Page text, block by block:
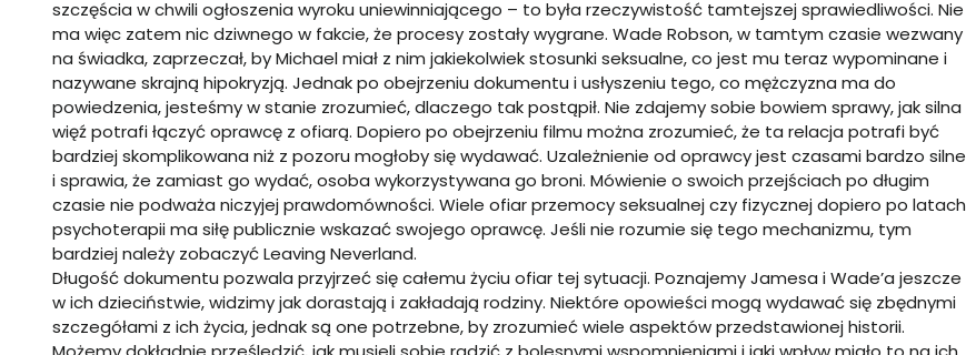
szczęścia w chwili ogłoszenia wyroku uniewinniającego – to była rzeczywistość tamtejszej sprawiedliwości. Nie
ma więc zatem nic dziwnego w fakcie, że procesy zostały wygrane. Wade Robson, w tamtym czasie wezwany
na świadka, zaprzeczał, by Michael miał z nim jakiekolwiek stosunki seksualne, co jest mu teraz wypominane i
nazywane skrajną hipokryzją. Jednak po obejrzeniu dokumentu i usłyszeniu tego, co mężczyzna ma do
powiedzenia, jesteśmy w stanie zrozumieć, dlaczego tak postąpił. Nie zdajemy sobie bowiem sprawy, jak silna
więź potrafi łączyć oprawcę z ofiarą. Dopiero po obejrzeniu filmu można zrozumieć, że ta relacja potrafi być
bardziej skomplikowana niż z pozoru mogłoby się wydawać. Uzależnienie od oprawcy jest czasami bardzo silne
i sprawia, że zamiast go wydać, osoba wykorzystywana go broni. Mówienie o swoich przejściach po długim
czasie nie podważa niczyjej prawdomówności. Wiele ofiar przemocy seksualnej czy fizycznej dopiero po latach
psychoterapii ma siłę publicznie wskazać swojego oprawcę. Jeśli nie rozumie się tego mechanizmu, tym
bardziej należy zobaczyć Leaving Neverland.
Długość dokumentu pozwala przyjrzeć się całemu życiu ofiar tej sytuacji. Poznajemy Jamesa i Wade’a jeszcze
w ich dzieciństwie, widzimy jak dorastają i zakładają rodziny. Niektóre opowieści mogą wydawać się zbędnymi
szczegółami z ich życia, jednak są one potrzebne, by zrozumieć wiele aspektów przedstawionej historii.